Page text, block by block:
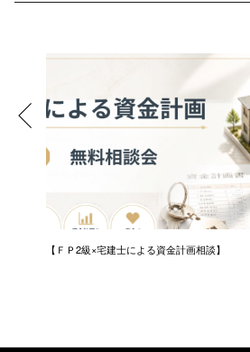
【ＦＰ2級×宅建士による資金計画相談】